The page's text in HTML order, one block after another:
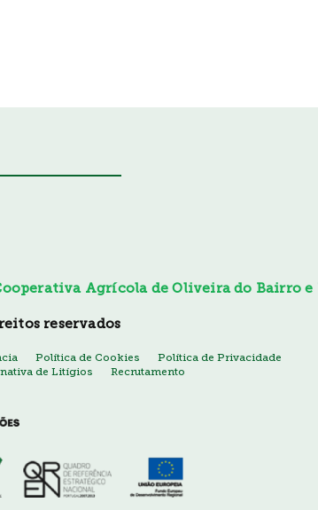
Agrícola de Oliveira do Bairro e
reservados
Política de Cookies
Política de Privacidade
de Litígios
Recrutamento